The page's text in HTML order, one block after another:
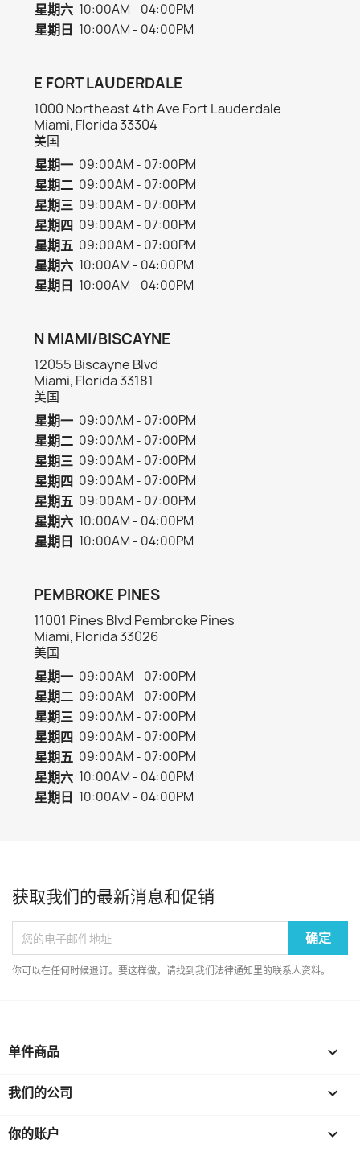
星期六 10:00AM - 04:00PM
星期日 10:00AM - 04:00PM
E FORT LAUDERDALE
1000 Northeast 4th Ave Fort Lauderdale
Miami, Florida 33304
美国
星期一 09:00AM - 07:00PM
星期二 09:00AM - 07:00PM
星期三 09:00AM - 07:00PM
星期四 09:00AM - 07:00PM
星期五 09:00AM - 07:00PM
星期六 10:00AM - 04:00PM
星期日 10:00AM - 04:00PM
N MIAMI/BISCAYNE
12055 Biscayne Blvd
Miami, Florida 33181
美国
星期一 09:00AM - 07:00PM
星期二 09:00AM - 07:00PM
星期三 09:00AM - 07:00PM
星期四 09:00AM - 07:00PM
星期五 09:00AM - 07:00PM
星期六 10:00AM - 04:00PM
星期日 10:00AM - 04:00PM
PEMBROKE PINES
11001 Pines Blvd Pembroke Pines
Miami, Florida 33026
美国
星期一 09:00AM - 07:00PM
星期二 09:00AM - 07:00PM
星期三 09:00AM - 07:00PM
星期四 09:00AM - 07:00PM
星期五 09:00AM - 07:00PM
星期六 10:00AM - 04:00PM
星期日 10:00AM - 04:00PM
获取我们的最新消息和促销
你可以在任何时候退订。要这样做，请找到我们法律通知里的联系人资料。
单件商品 
我们的公司 
你的账户 